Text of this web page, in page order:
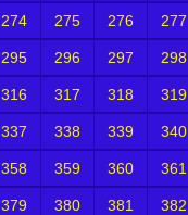
274 275 276 277
295 296 297 298
316 317 318 319
337 338 339 340
358 359 360 361
379 380 381 382